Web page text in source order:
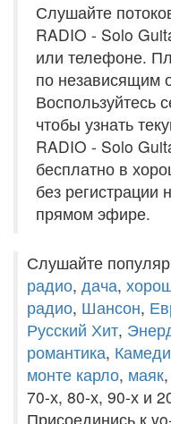
Слушайте
RADIO - Solo
или телефоне.
по независящим
Воспользуйтесь
чтобы узнать
RADIO - Solo
бесплатно в
без регистрации
прямом эфире.
Слушайте
радио, дача,
радио, Шансон,
Русский Хит,
романтика, Камеди
монте карло, маяк,
70-х, 80-х, 90-х и
Присоединись к